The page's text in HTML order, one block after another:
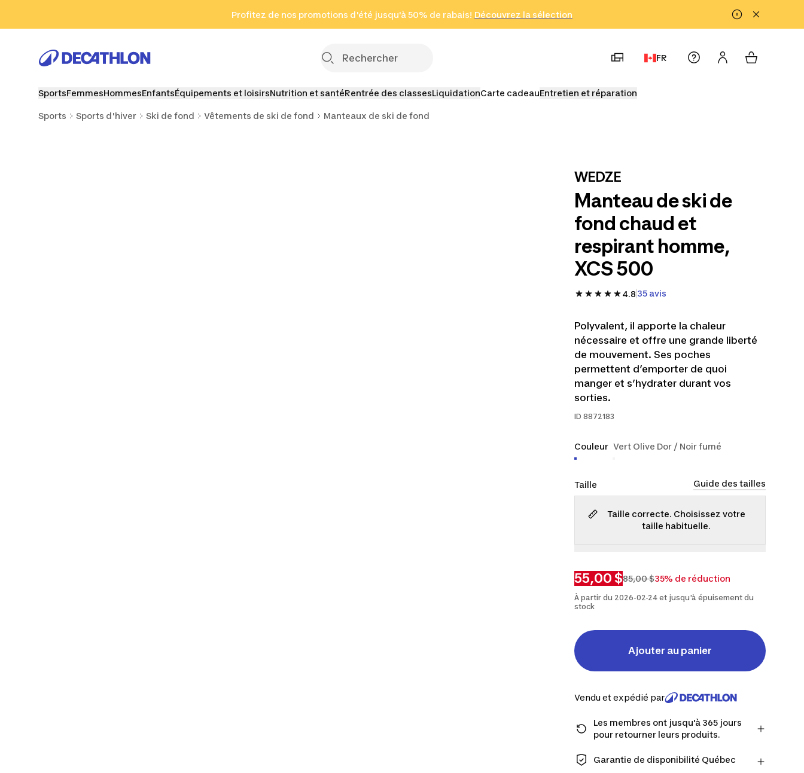
Aller au pied de page
Profitez de nos promotions d'été jusqu'à 50% de rabais! Découvrez la sélection
Cliquez ici
en seulement 2 h!
(Zones sélectionnées)
FR
SportsFemmesHommesEnfantsÉquipements et loisirsNutrition et santéRentrée des classesLiquidationCarte cadeauEntretien et réparation
Sports Sports d'hiver Ski de fond Vêtements de ski de fond Manteaux de ski de fond
WEDZE
Manteau de ski de
fond chaud et
respirant homme,
XCS 500
4.8 35 avis
Polyvalent, il apporte la chaleur
nécessaire et offre une grande liberté
de mouvement. Ses poches
permettent d’emporter de quoi
manger et s’hydrater durant vos
sorties.
ID 8872183
Couleur Vert Olive Dor / Noir fumé
Taille Guide des tailles
Taille correcte. Choisissez votre
taille habituelle.
55,00 $85,00 $35% de réduction
À partir du 2026-02-24 et jusqu'à épuisement du
stock
Ajouter au panier
Vendu et expédié par
Les membres ont jusqu'à 365 jours
pour retourner leurs produits.
et obtenez plus de temps pour
Garantie de disponibilité Québec